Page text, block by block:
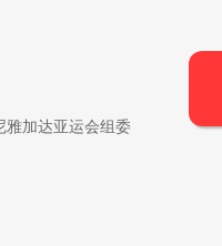
雅加达亚运会组委